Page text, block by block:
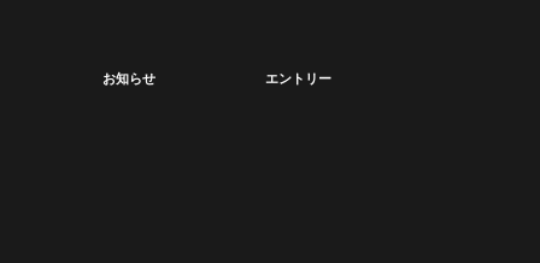
お知らせ エントリー